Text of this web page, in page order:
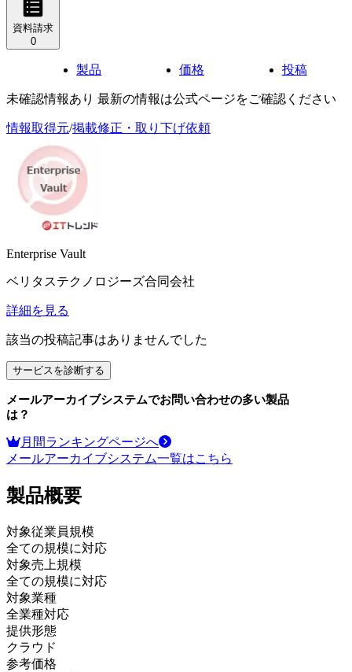
資料請求
0
製品 価格 投稿
未確認情報あり 最新の情報は公式ページをご確認ください
情報取得元/掲載修正・取り下げ依頼
Enterprise Vault
ベリタステクノロジーズ合同会社
詳細を見る
該当の投稿記事はありませんでした
サービスを診断する
メールアーカイブシステムでお問い合わせの多い製品
は？
月間ランキングページへ
メールアーカイブシステム一覧はこちら
製品概要
対象従業員規模
全ての規模に対応
対象売上規模
全ての規模に対応
対象業種
全業種対応
提供形態
クラウド
参考価格